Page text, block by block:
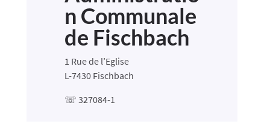
n Communale
de Fischbach
1 Rue de l’Eglise
L-7430 Fischbach
☏ 327084-1